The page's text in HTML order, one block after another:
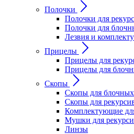
Полочки
Полочки для
Полочки для
Лезвия и
Прицелы
Прицелы для
Прицелы для
Скопы
Скопы для блочных
Скопы для
Комплектующие
Мушки для
Линзы